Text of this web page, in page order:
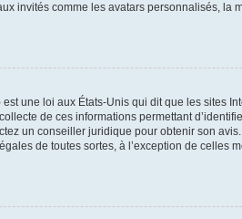
invités comme les avatars personnalisés, la
une loi aux États-Unis qui dit que les sites
de ces informations permettant
un conseiller juridique pour obtenir son
de toutes sortes, à l’exception de